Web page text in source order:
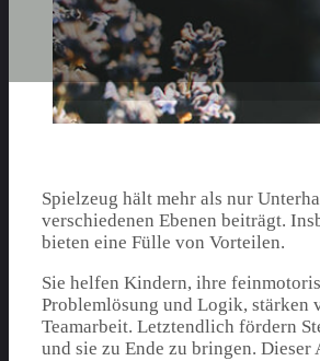
Spielzeug hält mehr als nur
verschiedenen Ebenen beiträgt.
bieten eine Fülle von Vorteilen.
Sie helfen Kindern, ihre
Problemlösung und Logik, stärken
Teamarbeit. Letztendlich fördern
und sie zu Ende zu bringen.